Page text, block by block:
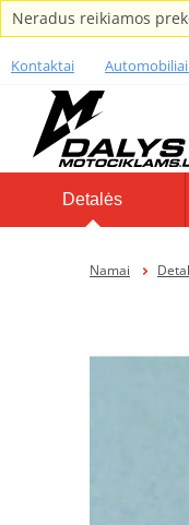
Neradus reikiamos
Kontaktai Automobiliai
Detalės
Namai